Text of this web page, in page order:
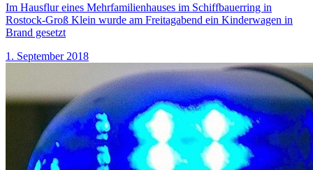
Im Hausflur eines Mehrfamilienhauses im Schiffbauerring in
Rostock-Groß Klein wurde am Freitagabend ein Kinderwagen in
Brand gesetzt
1. September 2018